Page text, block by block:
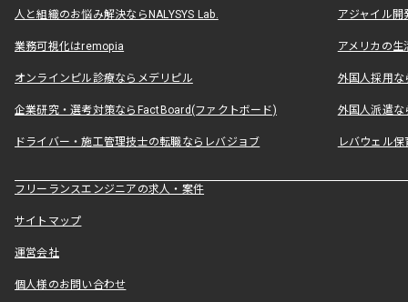
人と組織のお悩み解決ならNALYSYS Lab. アジャイル
業務可視化はremopia アメリカの
オンラインピル診療ならメデリピル 外国人採用
企業研究・選考対策ならFactBoard(ファクトボード) 外国人派遣な
ドライバー・施工管理技士の転職ならレバジョブ レバウェル
フリーランスエンジニアの求人・案件
サイトマップ
運営会社
個人様のお問い合わせ